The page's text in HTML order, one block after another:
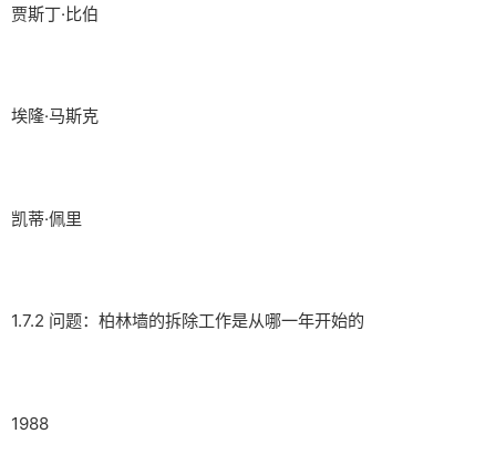
贾斯丁·比伯
埃隆·马斯克
凯蒂·佩里
1.7.2 问题：柏林墙的拆除工作是从哪一年开始的
1988